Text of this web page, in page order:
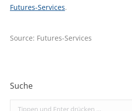
Futures-Services.
Source: Futures-Services
Suche
Search: